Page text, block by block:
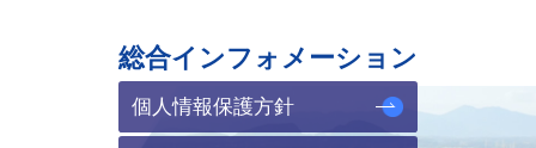
総合インフォメーション
個人情報保護方針